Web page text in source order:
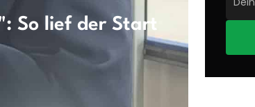
So lief der Start